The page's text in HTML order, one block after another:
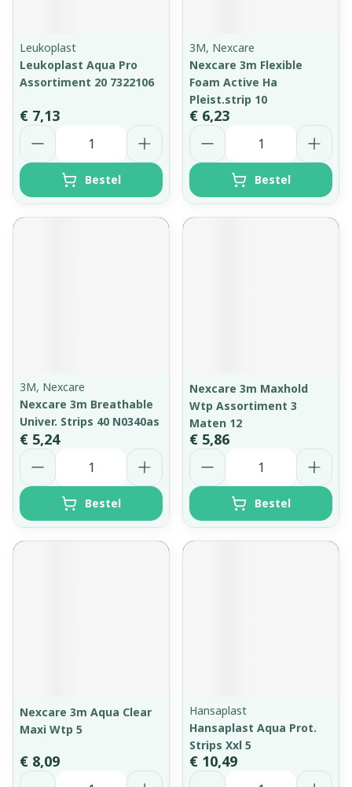
Leukoplast
Leukoplast Aqua Pro
Assortiment 20 7322106
€ 7,13
Aantal
Bestel
3M, Nexcare
Nexcare 3m Flexible
Foam Active Ha
Pleist.strip 10
€ 6,23
Aantal
Bestel
3M, Nexcare
Nexcare 3m Breathable
Univer. Strips 40 N0340as
€ 5,24
Aantal
Bestel
Nexcare 3m Maxhold
Wtp Assortiment 3
Maten 12
€ 5,86
Aantal
Bestel
Nexcare 3m Aqua Clear
Maxi Wtp 5
€ 8,09
Aantal
Hansaplast
Hansaplast Aqua Prot.
Strips Xxl 5
€ 10,49
Aantal